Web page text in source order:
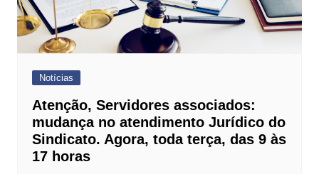
Notícias
Atenção, Servidores associados:
mudança no atendimento Jurídico do
Sindicato. Agora, toda terça, das 9 às
17 horas